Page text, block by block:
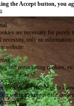
the Accept button, you
are necessary for
necessity, only an information
website.
and remarketing cookies, etc.
cookies that enable us to
solely to improve the